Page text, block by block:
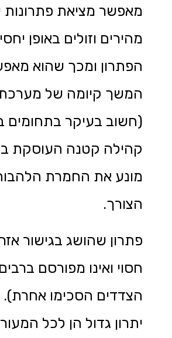
מאפשר מציאת פתרונות
מהירים וזולים באופן
הפתרון ומכך שהוא
המשך קיומה של
(חשוב בעיקר בתחומים
קהילה קטנה העוסקת
מונע את החמרת
הצורך.
פתרון שהושג בגישור
חסוי ואינו מפורסם
הצדדים הסכימו אחרת).
יתרון גדול הן לכל